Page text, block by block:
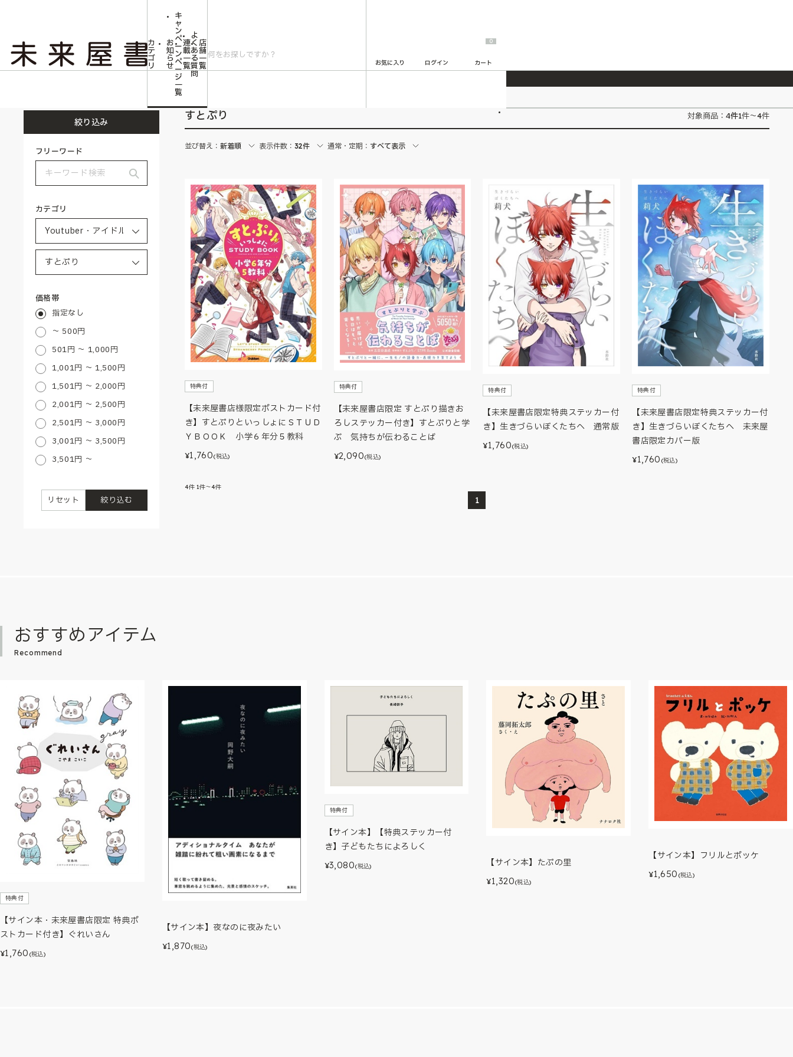
2026/7/23 『ONE PIECE magazine 021 ONE PIECEカード付き同梱版』発売延期のご案内
カ
テ
ゴ
リ
お
知
ら
せ
キ
ャ
ン
ペ
ー
ン
ペ
ー
ジ
一
覧
連
載
一
覧
よ
く
あ
る
質
問
店
舗
一
覧
お気に入り ログイン
0
カート
Youtuber・アイドル・タレント・ミュージシャン・俳優
絞り込み
フリーワード
カテゴリ
価格帯
指定なし
～ 500円
501円 ～ 1,000円
1,001円 ～ 1,500円
1,501円 ～ 2,000円
2,001円 ～ 2,500円
2,501円 ～ 3,000円
3,001円 ～ 3,500円
3,501円 ～
絞り込む
リセット
すとぷり 対象商品： 4件1件～4件
並び替え： 新着順 表示件数： 32件 通常・定期： すべて表示
特典付
【未来屋書店様限定ポストカード付
き】すとぷりといっしょにＳＴＵＤ
ＹＢＯＯＫ 小学６年分５教科
¥1,760(税込)
特典付
【未来屋書店限定 すとぷり描きお
ろしステッカー付き】すとぷりと学
ぶ 気持ちが伝わることば
¥2,090(税込)
特典付
【未来屋書店限定特典ステッカー付
き】生きづらいぼくたちへ 通常版
¥1,760(税込)
特典付
【未来屋書店限定特典ステッカー付
き】生きづらいぼくたちへ 未来屋
書店限定カバー版
¥1,760 (税込)
4件 1件～4件
1
おすすめアイテム
Recommend
特典付
【サイン本・未来屋書店限定 特典ポ
ストカード付き】ぐれいさん
¥1,760 (税込)
【サイン本】夜なのに夜みたい
¥1,870(税込)
特典付
【サイン本】【特典ステッカー付
き】子どもたちによろしく
¥3,080(税込) 【サイン本】たぷの里
¥1,320(税込)
【サイン本】フリルとポッケ
¥1,650 (税込)